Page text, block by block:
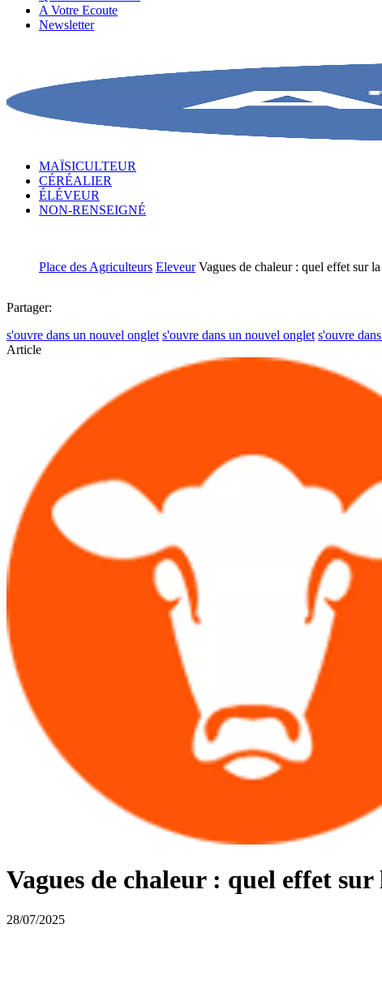
A Votre Ecoute
Newsletter
MAÏSICULTEUR
CÉRÉALIER
ÉLÉVEUR
NON-RENSEIGNÉ
Place des Agriculteurs Eleveur Vagues de chaleur : quel effet sur
Partager:
s'ouvre dans un nouvel onglet s'ouvre dans un nouvel onglet s'ouvre
Article
Vagues de chaleur : quel effet
28/07/2025